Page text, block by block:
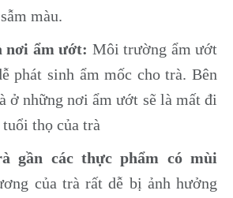
màu.
nơi ẩm ướt: Môi trường ẩm ướt
phát sinh ẩm mốc cho trà. Bên
ở những nơi ẩm ướt sẽ là mất đi
thọ của trà
gần các thực phẩm có mùi
của trà rất dễ bị ảnh hưởng